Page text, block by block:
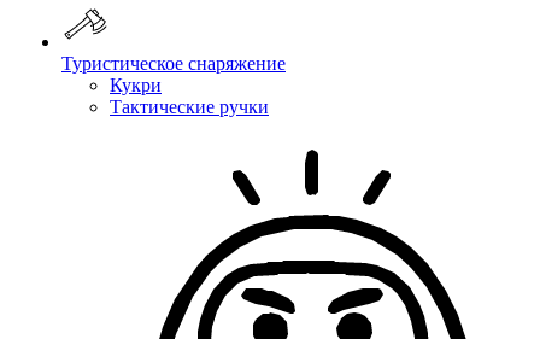
Туристическое снаряжение
Кукри
Тактические ручки